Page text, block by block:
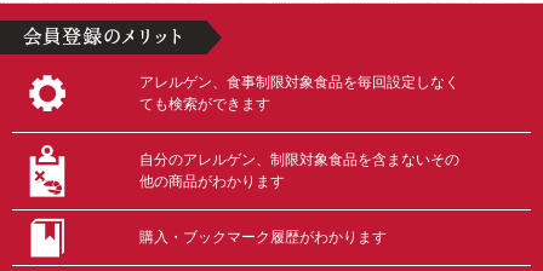
アレルゲン、食事制限対象食品を毎回設定しなく
ても検索ができます
自分のアレルゲン、制限対象食品を含まないその
他の商品がわかります
購入・ブックマーク履歴がわかります